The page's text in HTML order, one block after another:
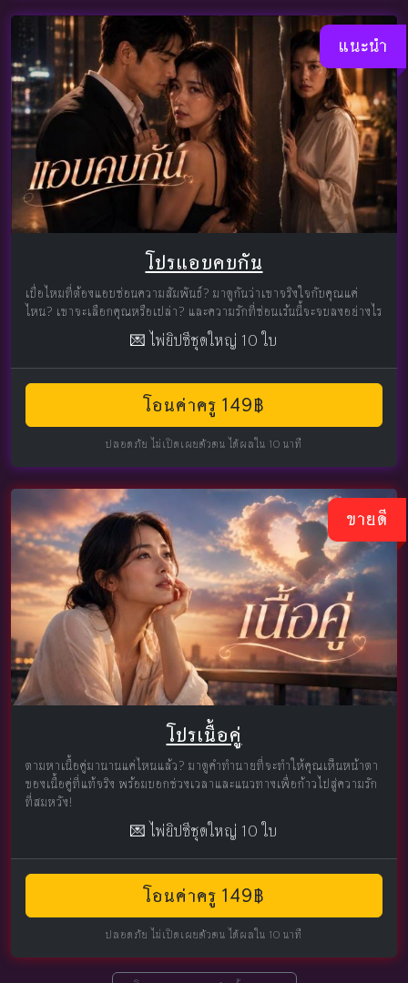
แนะนำ
โปรแอบคบกัน
เบื่อไหมที่ต้องแอบซ่อนความสัมพันธ์? มาดูกันว่าเขาจริงใจกับคุณแค่
ไหน? เขาจะเลือกคุณหรือเปล่า? และความรักที่ซ่อนเร้นนี้จะจบลงอย่างไร
💌 ไพ่ยิปซีชุดใหญ่ 10 ใบ
โอนค่าครู 149฿
ปลอดภัย ไม่เปิดเผยตัวตน ได้ผลใน 10 นาที
ขายดี
โปรเนื้อคู่
ตามหาเนื้อคู่มานานแค่ไหนแล้ว? มาดูคำทำนายที่จะทำให้คุณเห็นหน้าตา
ของเนื้อคู่ที่แท้จริง พร้อมบอกช่วงเวลาและแนวทางเพื่อก้าวไปสู่ความรัก
ที่สมหวัง!
💌 ไพ่ยิปซีชุดใหญ่ 10 ใบ
โอนค่าครู 149฿
ปลอดภัย ไม่เปิดเผยตัวตน ได้ผลใน 10 นาที